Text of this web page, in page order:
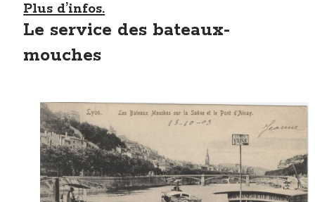
Plus d’infos.
Le service des bateaux-
mouches